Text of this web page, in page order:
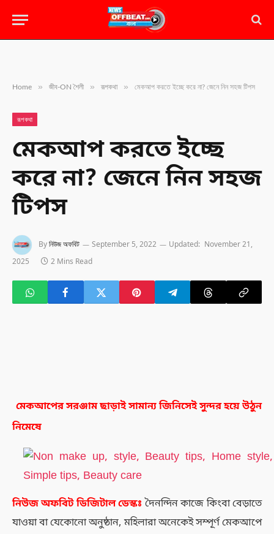
Home » জীব-ON শৈলী » রূপকথা » মেকআপ করতে ইচ্ছে করে না? জেনে নিন সহজ টিপস
রূপকথা
মেকআপ করতে ইচ্ছে
করে না? জেনে নিন সহজ
টিপস
Byনিউজ অফবিট September 5, 2022 Updated: November 21,
2025
2 Mins Read
মেকআপের সরঞ্জাম ছাড়াই সামান্য জিনিসেই সুন্দর হয়ে উঠুন
নিমেষে
নিউজ অফবিট ডিজিটাল ডেস্কঃ দৈনন্দিন কাজে কিংবা বেড়াতে
যাওয়া বা যেকোনো অনুষ্ঠান, মহিলারা অনেকেই সম্পূর্ণ মেকআপে